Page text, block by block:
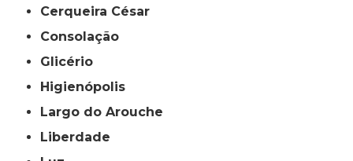
Cerqueira César
Consolação
Glicério
Higienópolis
Largo do Arouche
Liberdade